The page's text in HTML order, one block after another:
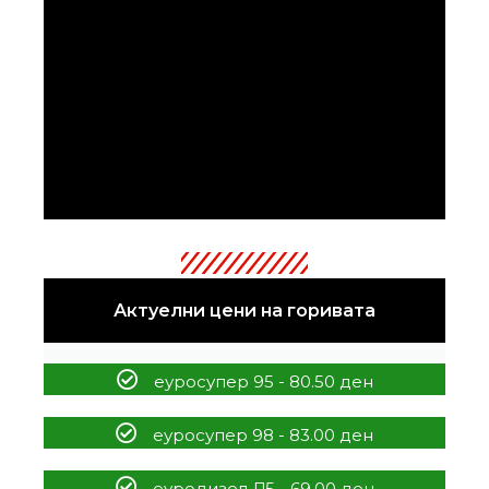
Актуелни цени на горивата
еуросупер 95 - 80.50 ден
еуросупер 98 - 83.00 ден